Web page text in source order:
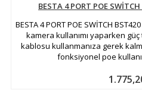
BESTA 4 PORT POE
BESTA 4 PORT POE SWİTCH
kamera kullanımı yaparken
kablosu kullanmanıza gerek
fonksiyonel poe